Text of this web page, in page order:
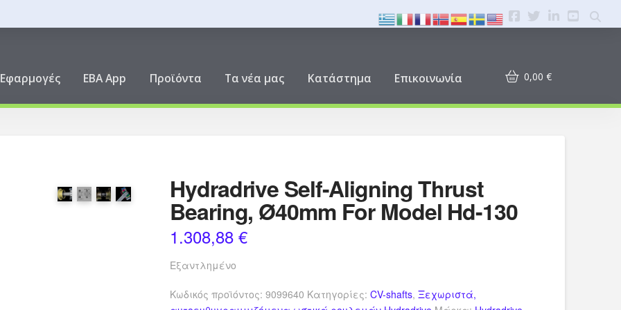
Εφαρμογές EBA App Προϊόντα Τα νέα μας Κατάστημα Επικοινωνία 0,00 €
Hydradrive Self-Aligning Thrust
Bearing, Ø40mm For Model Hd-130
1.308,88€
Εξαντλημένο
Κωδικός προϊόντος:9099640 Κατηγορίες:CV-shafts,Ξεχωριστά,